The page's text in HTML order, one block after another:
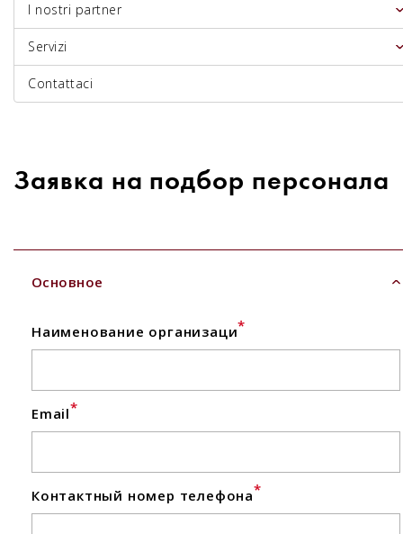
I nostri partner
Servizi
Contattaci
Заявка на подбор персонала
Основное
Наименование организаци*
Email*
Контактный номер телефона*